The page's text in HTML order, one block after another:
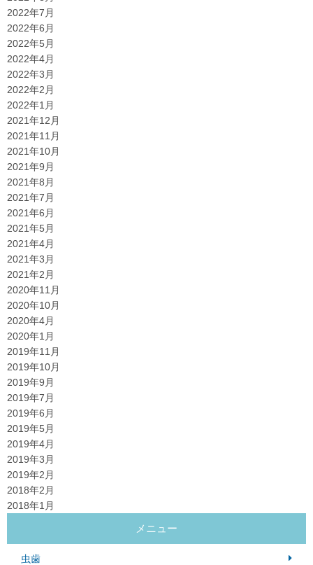
2022年7月
2022年6月
2022年5月
2022年4月
2022年3月
2022年2月
2022年1月
2021年12月
2021年11月
2021年10月
2021年9月
2021年8月
2021年7月
2021年6月
2021年5月
2021年4月
2021年3月
2021年2月
2020年11月
2020年10月
2020年4月
2020年1月
2019年11月
2019年10月
2019年9月
2019年7月
2019年6月
2019年5月
2019年4月
2019年3月
2019年2月
2018年2月
2018年1月
メニュー
虫歯